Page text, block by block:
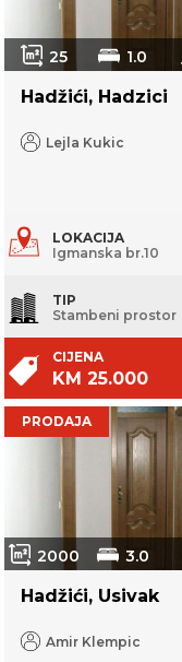
25 1.0
Hadžići, Hadzici
Lejla Kukic
LOKACIJA
Igmanska br.10
TIP
Stambeni prostor
CIJENA
KM 25.000
PRODAJA
2000 3.0
Hadžići, Usivak
Amir Klempic